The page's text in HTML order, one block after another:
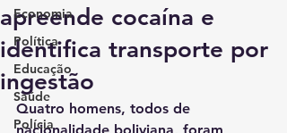
Economia
Política
Educação
Saúde
Polícia
apreende cocaína e
identifica transporte por
ingestão
Quatro homens, todos de